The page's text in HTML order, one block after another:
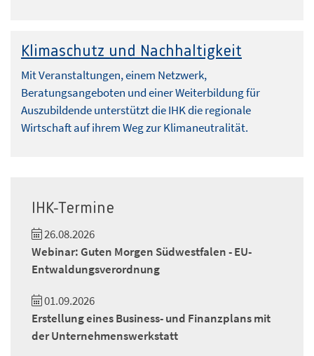
Klimaschutz und Nachhaltigkeit
Mit Veranstaltungen, einem Netzwerk,
Beratungsangeboten und einer Weiterbildung für
Auszubildende unterstützt die IHK die regionale
Wirtschaft auf ihrem Weg zur Klimaneutralität.
IHK-Termine
26.08.2026
Webinar: Guten Morgen Südwestfalen - EU-
Entwaldungsverordnung
01.09.2026
Erstellung eines Business- und Finanzplans mit
der Unternehmenswerkstatt